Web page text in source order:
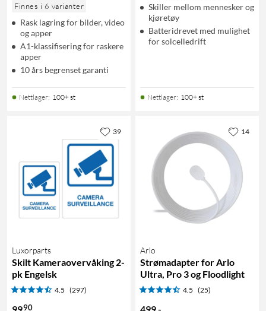
Finnes i 6 varianter
Rask lagring for bilder, video
og apper
A1-klassifisering for raskere
apper
10 års begrenset garanti
Nettlager: 100+ st
Skiller mellom mennesker og
kjøretøy
Batteridrevet med mulighet
for solcelledrift
Nettlager: 100+ st
Luxorparts
Skilt Kameraovervåking 2-
pk Engelsk
4.5 (297)
9990
39
Arlo
Strømadapter for Arlo
Ultra, Pro 3 og Floodlight
4.5 (25)
499-
14